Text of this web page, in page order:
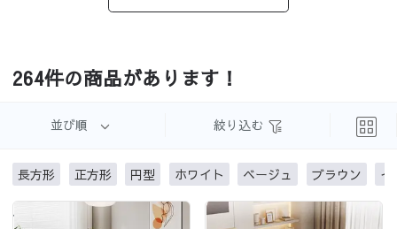
264件の商品があります！
並び順 絞り込む
長方形 正方形 円型 ホワイト ベージュ ブラウン イ
加载更多